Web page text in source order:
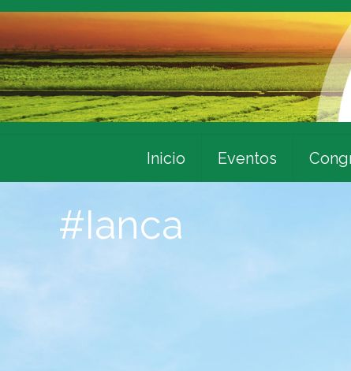
Inicio Eventos
#Ianca